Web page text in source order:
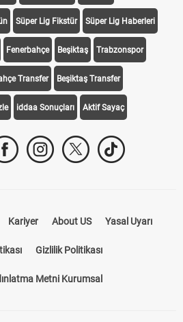
Fenerbahçe Beşiktaş Trabzonspor
Transfer Beşiktaş Transfer
iddaa Sonuçları Aktif Sayaç
Gizlilik Politikası
Metni Kurumsal